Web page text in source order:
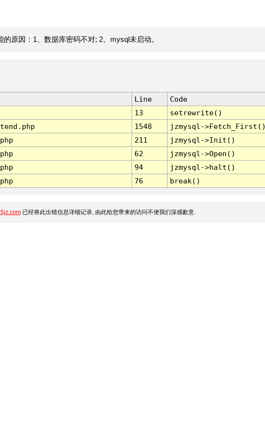
原因：1、数据库密码不对; 2、mysql未启动。
Line
Code
13
setrewrite()
1548
jzmysql-
211
jzmysql->Init()
62
jzmysql->Open()
94
jzmysql->halt()
76 break()
已经将此出错信息详细记录, 由此给您带来的访问不便我们深感歉意.